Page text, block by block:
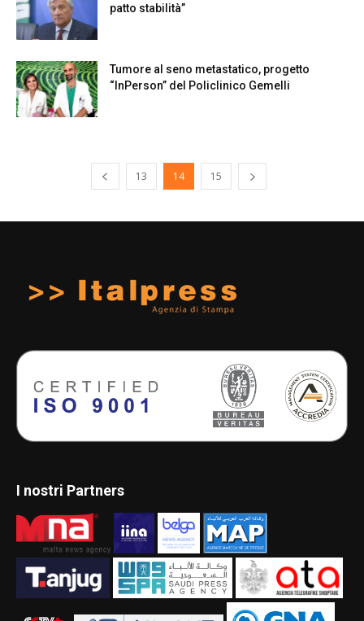
patto stabilità”
Tumore al seno metastatico, progetto
“InPerson” del Policlinico Gemelli
13 14 15
I nostri Partners